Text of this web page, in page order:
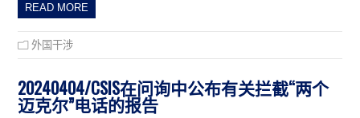
READ MORE
外国干涉
20240404/CSIS在问询中公布有关拦截“两个
迈克尔”电话的报告